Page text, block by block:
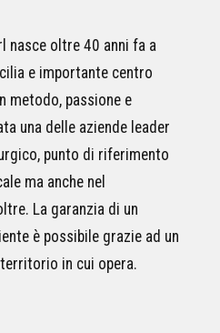
nasce oltre 40 anni fa a
e importante centro
metodo, passione e
una delle aziende leader
punto di riferimento
ma anche nel
La garanzia di un
è possibile grazie ad un
in cui opera.